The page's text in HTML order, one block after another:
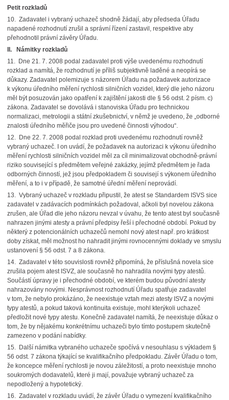
Petit rozkladů
10. Zadavatel i vybraný uchazeč shodně žádají, aby předseda Úřadu
napadené rozhodnutí zrušil a správní řízení zastavil, respektive aby
přehodnotil právní závěry Úřadu.
II. Námitky rozkladů
11. Dne 21. 7. 2008 podal zadavatel proti výše uvedenému rozhodnutí
rozklad a namítá, že rozhodnutí je příliš subjektivně laděné a neopírá se
důkazy. Zadavatel polemizuje s názorem Úřadu na požadavek autorizace
k výkonu úředního měření rychlosti silničních vozidel, který dle jeho názoru
měl být posuzován jako opatření k zajištění jakosti dle § 56 odst. 2 písm. c)
zákona. Zadavatel se dovolává i stanoviska Úřadu pro technickou
normalizaci, metrologii a státní zkušebnictví, v němž je uvedeno, že „odborné
znalosti úředního měřiče jsou pro uvedené činnosti výhodou“.
12. Dne 22. 7. 2008 podal rozklad proti uvedenému rozhodnutí rovněž
vybraný uchazeč. I on uvádí, že požadavek na autorizaci k výkonu úředního
měření rychlosti silničních vozidel měl za cíl minimalizovat obchodně-právní
riziko související s předmětem veřejné zakázky, jejímž předmětem je řada
odborných činností, jež jsou předpokladem či souvisejí s výkonem úředního
měření, a to i v případě, že samotné úřední měření neprovádí.
13. Vybraný uchazeč v rozkladu připustil, že atest se Standardem ISVS sice
zadavatel v zadávacích podmínkách požadoval, ačkoli byl novelou zákona
zrušen, ale Úřad dle jeho názoru nevzal v úvahu, že tento atest byl současně
nahrazen jinými atesty a právní předpisy řeší i přechodné období. Pokud by
některý z potencionálních uchazečů nemohl nový atest např. pro krátkost
doby získat, měl možnost ho nahradit jinými rovnocennými doklady ve smyslu
ustanovení § 56 odst. 7 a 8 zákona.
14. Zadavatel v této souvislosti rovněž připomíná, že příslušná novela sice
zrušila pojem atest ISVZ, ale současně ho nahradila novými typy atestů.
Součástí úpravy je i přechodné období, ve kterém budou původní atesty
nahrazovány novými. Nesprávnost rozhodnutí Úřadu spatřuje zadavatel
v tom, že nebylo prokázáno, že neexistuje vztah mezi atesty ISVZ a novými
typy atestů, a pokud taková kontinuita existuje, mohl kterýkoli uchazeč
předložit nové typy atestu. Konečně zadavatel namítá, že neexistuje důkaz o
tom, že by nějakému konkrétnímu uchazeči bylo tímto postupem skutečně
zamezeno v podání nabídky.
15. Další námitka vybraného uchazeče spočívá v nesouhlasu s výkladem §
56 odst. 7 zákona týkající se kvalifikačního předpokladu. Závěr Úřadu o tom,
že koncepce měření rychlosti je novou záležitostí, a proto neexistuje mnoho
soukromých dodavatelů, které ji mají, považuje vybraný uchazeč za
nepodložený a hypotetický.
16. Zadavatel v rozkladu uvádí, že závěr Úřadu o vymezení kvalifikačního